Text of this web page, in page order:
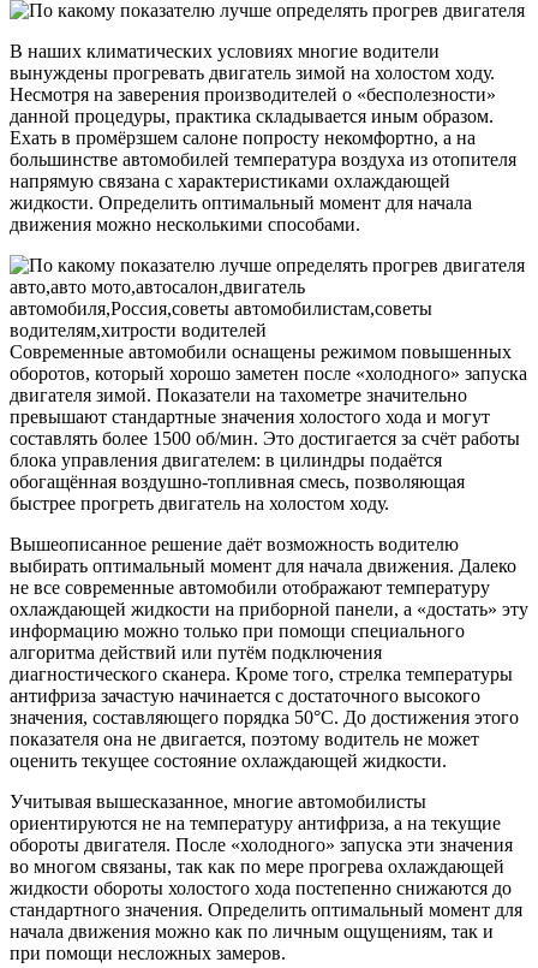
В наших климатических условиях многие водители
вынуждены прогревать двигатель зимой на холостом ходу.
Несмотря на заверения производителей о «бесполезности»
данной процедуры, практика складывается иным образом.
Ехать в промёрзшем салоне попросту некомфортно, а на
большинстве автомобилей температура воздуха из отопителя
напрямую связана с характеристиками охлаждающей
жидкости. Определить оптимальный момент для начала
движения можно несколькими способами.
Современные автомобили оснащены режимом повышенных
оборотов, который хорошо заметен после «холодного» запуска
двигателя зимой. Показатели на тахометре значительно
превышают стандартные значения холостого хода и могут
составлять более 1500 об/мин. Это достигается за счёт работы
блока управления двигателем: в цилиндры подаётся
обогащённая воздушно-топливная смесь, позволяющая
быстрее прогреть двигатель на холостом ходу.
Вышеописанное решение даёт возможность водителю
выбирать оптимальный момент для начала движения. Далеко
не все современные автомобили отображают температуру
охлаждающей жидкости на приборной панели, а «достать» эту
информацию можно только при помощи специального
алгоритма действий или путём подключения
диагностического сканера. Кроме того, стрелка температуры
антифриза зачастую начинается с достаточного высокого
значения, составляющего порядка 50°C. До достижения этого
показателя она не двигается, поэтому водитель не может
оценить текущее состояние охлаждающей жидкости.
Учитывая вышесказанное, многие автомобилисты
ориентируются не на температуру антифриза, а на текущие
обороты двигателя. После «холодного» запуска эти значения
во многом связаны, так как по мере прогрева охлаждающей
жидкости обороты холостого хода постепенно снижаются до
стандартного значения. Определить оптимальный момент для
начала движения можно как по личным ощущениям, так и
при помощи несложных замеров.